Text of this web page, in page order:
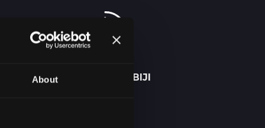
AboutDOSTAVA U SRBIJI